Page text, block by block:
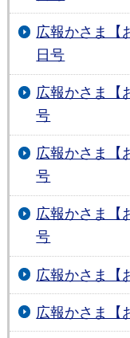
広報かさま
日号
広報かさま
号
広報かさま【
号
広報かさま【
号
広報かさま
広報かさま